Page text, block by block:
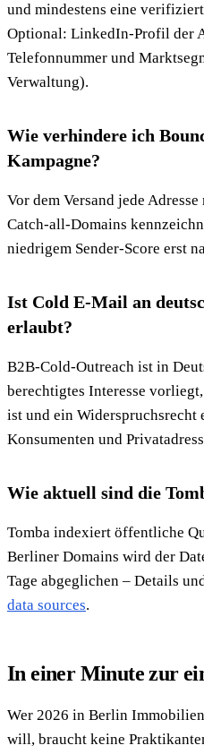
und mindestens eine
Optional: LinkedIn-Profil der
Telefonnummer und
Verwaltung).
Wie verhindere ich
Kampagne?
Vor dem Versand jede Adresse
Catch-all-Domains
niedrigem Sender-Score erst
Ist Cold E-Mail an
erlaubt?
B2B-Cold-Outreach ist in
berechtigtes Interesse
ist und ein Widerspruchsrecht
Konsumenten und
Wie aktuell sind die
Tomba indexiert öffentliche
Berliner Domains wird der
Tage abgeglichen – Details
data sources.
In einer Minute zur
Wer 2026 in Berlin
will, braucht keine